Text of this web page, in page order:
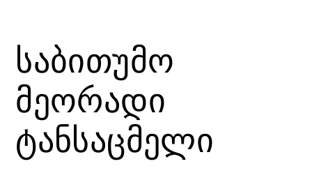
საბითუმო
მეორადი
ტანსაცმელი